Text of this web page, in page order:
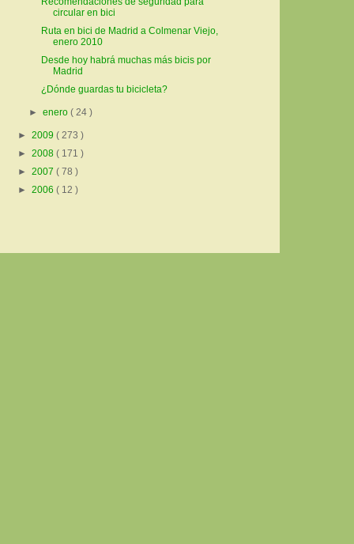
circular en bici
Ruta en bici de Madrid a Colmenar Viejo,
enero 2010
Desde hoy habrá muchas más bicis por
Madrid
¿Dónde guardas tu bicicleta?
►enero( 24 )
► 2009 ( 273 )
► 2008 ( 171 )
► 2007 ( 78 )
► 2006 ( 12 )